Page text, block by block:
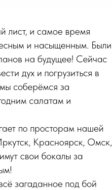
лист, и самое время
и насыщенным. Были
на будущее! Сейчас
дух и погрузиться в
соберёмся за
салатам и
по просторам нашей
Красноярск, Омск,
свои бокалы за
загаданное под бой